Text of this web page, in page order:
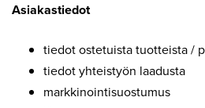
Asiakastiedot
tiedot ostetuista tuotteista /
tiedot yhteistyön laadusta
markkinointisuostumus